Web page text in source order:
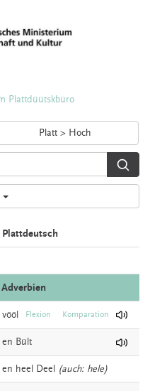
Plattdüütskbüro
Platt > Hoch
Plattdeutsch
vööl Flexion Komparation
en Bült
en heel Deel (auch: hele)